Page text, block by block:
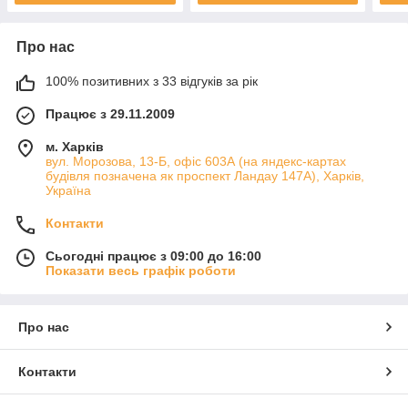
Про нас
100% позитивних з 33 відгуків за рік
Працює з 29.11.2009
м. Харків
вул. Морозова, 13-Б, офіс 603А (на яндекс-картах
будівля позначена як проспект Ландау 147А), Харків,
Україна
Контакти
Сьогодні працює з 09:00 до 16:00
Показати весь графік роботи
Про нас
Контакти